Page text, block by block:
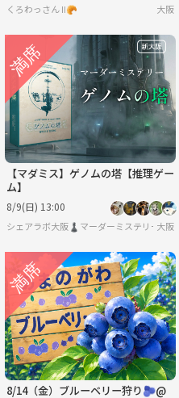
くろわっさん Ⅱ🥐 大阪
【マダミス】ゲノムの塔【推理ゲー
ム】
8/9(日) 13:00
シェアラボ大阪♟️マーダーミステリー/ボ
大阪
8/14（金）ブルーベリー狩り🫐@